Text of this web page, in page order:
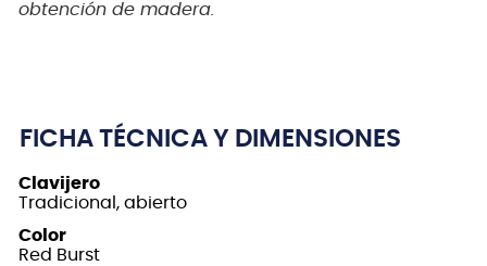
obtención de madera.
FICHA TÉCNICA Y DIMENSIONES
Clavijero
Tradicional, abierto
Color
Red Burst